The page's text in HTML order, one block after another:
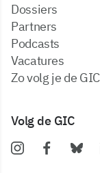
dossiers
partners
podcasts
vacatures
zo volg je de GIC
Volg de GIC